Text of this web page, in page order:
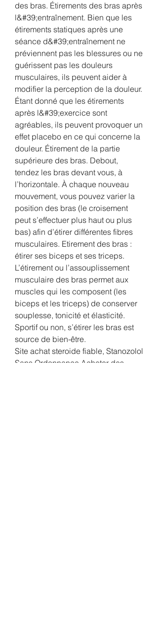
des bras. Étirements des bras après
l&#39;entraînement. Bien que les
étirements statiques après une
séance d&#39;entraînement ne
préviennent pas les blessures ou ne
guérissent pas les douleurs
musculaires, ils peuvent aider à
modifier la perception de la douleur.
Étant donné que les étirements
après l&#39;exercice sont
agréables, ils peuvent provoquer un
effet placebo en ce qui concerne la
douleur. Étirement de la partie
supérieure des bras. Debout,
tendez les bras devant vous, à
l’horizontale. À chaque nouveau
mouvement, vous pouvez varier la
position des bras (le croisement
peut s’effectuer plus haut ou plus
bas) afin d’étirer différentes fibres
musculaires. Etirement des bras :
étirer ses biceps et ses triceps.
L’étirement ou l’assouplissement
musculaire des bras permet aux
muscles qui les composent (les
biceps et les triceps) de conserver
souplesse, tonicité et élasticité.
Sportif ou non, s’étirer les bras est
source de bien-être.
Site achat steroide fiable, Stanozolol
Sans Ordonnance Acheter des